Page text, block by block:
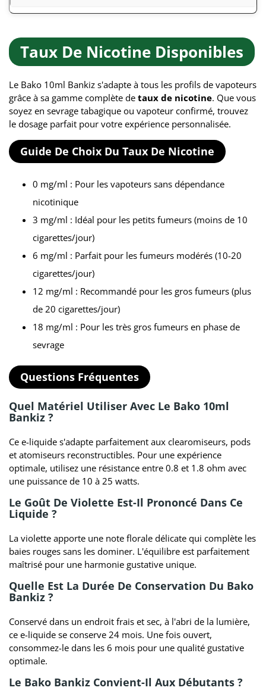
Taux De Nicotine Disponibles
Le Bako 10ml Bankiz s'adapte à tous les profils de vapoteurs
grâce à sa gamme complète de taux de nicotine. Que vous
soyez en sevrage tabagique ou vapoteur confirmé, trouvez
le dosage parfait pour votre expérience personnalisée.
Guide De Choix Du Taux De Nicotine
0 mg/ml : Pour les vapoteurs sans dépendance
nicotinique
3 mg/ml : Idéal pour les petits fumeurs (moins de 10
cigarettes/jour)
6 mg/ml : Parfait pour les fumeurs modérés (10-20
cigarettes/jour)
12 mg/ml : Recommandé pour les gros fumeurs (plus
de 20 cigarettes/jour)
18 mg/ml : Pour les très gros fumeurs en phase de
sevrage
Questions Fréquentes
Quel Matériel Utiliser Avec Le Bako 10ml
Bankiz ?
Ce e-liquide s'adapte parfaitement aux clearomiseurs, pods
et atomiseurs reconstructibles. Pour une expérience
optimale, utilisez une résistance entre 0.8 et 1.8 ohm avec
une puissance de 10 à 25 watts.
Le Goût De Violette Est-Il Prononcé Dans Ce
Liquide ?
La violette apporte une note florale délicate qui complète les
baies rouges sans les dominer. L'équilibre est parfaitement
maîtrisé pour une harmonie gustative unique.
Quelle Est La Durée De Conservation Du Bako
Bankiz ?
Conservé dans un endroit frais et sec, à l'abri de la lumière,
ce e-liquide se conserve 24 mois. Une fois ouvert,
consommez-le dans les 6 mois pour une qualité gustative
optimale.
Le Bako Bankiz Convient-Il Aux Débutants ?